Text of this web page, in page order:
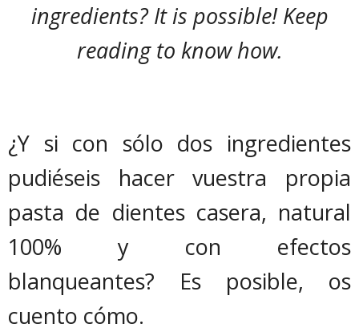
ingredients? It is possible! Keep
reading to know how.
¿Y si con sólo dos ingredientes
pudiéseis hacer vuestra propia
pasta de dientes casera, natural
100% y con efectos
blanqueantes? Es posible, os
cuento cómo.